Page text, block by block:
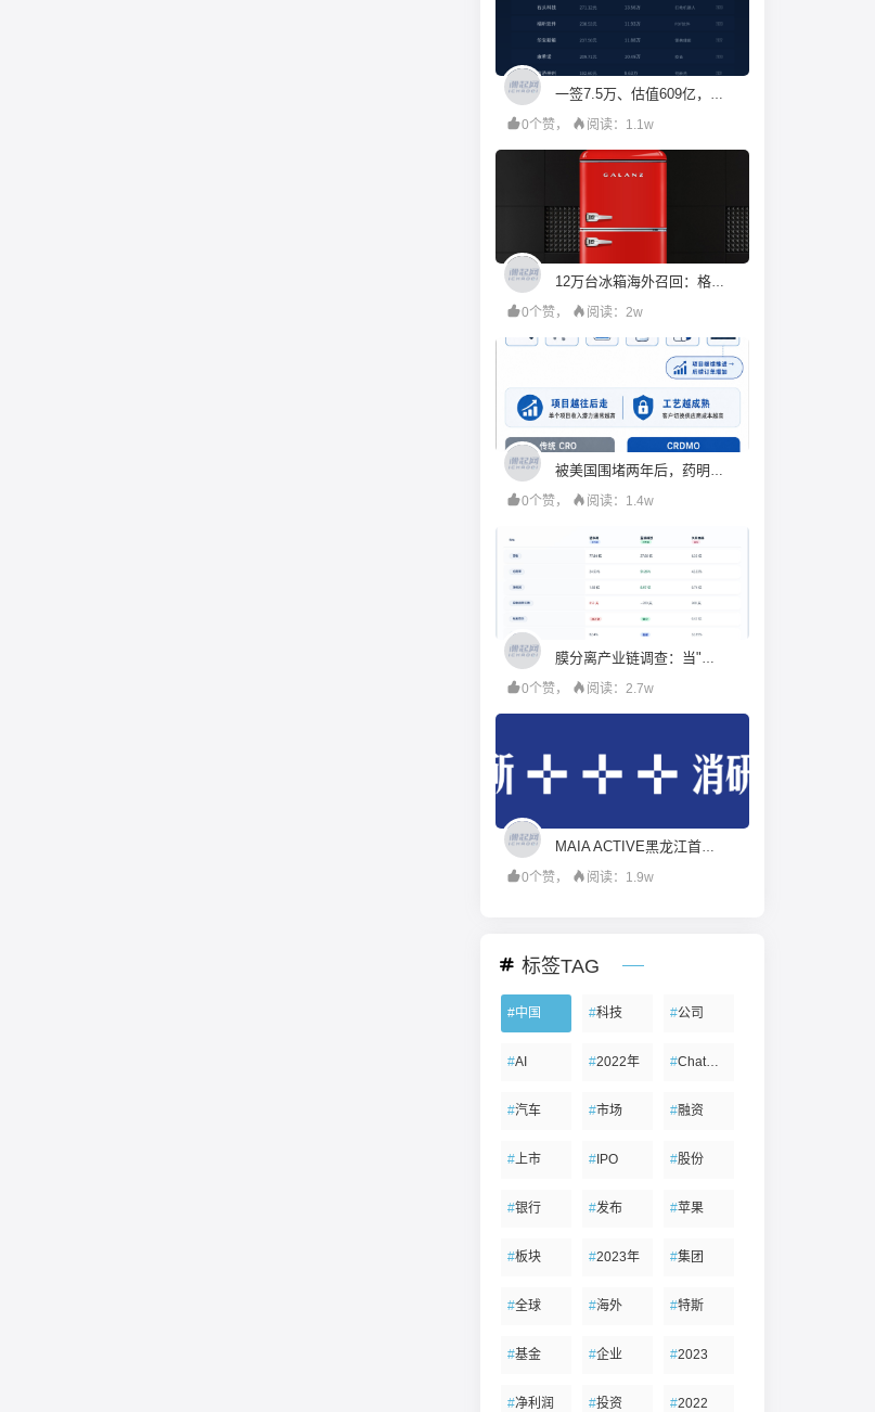
0个赞，
阅读：1.1w
12万台冰箱海外召回：格兰仕的成本账算错了什么
0个赞，
阅读：2w
0个赞，
阅读：1.4w
膜分离产业链调查：当"工程商"试图变成"材料商"，谁赚到了钱？
0个赞，
阅读：2.7w
MAIA ACTIVE黑龙江首店即将启幕；东鹏饮料上半年净利润28.67亿元，同增20.72%；宝洁集团2026财年大中华区重回增长｜消研所周报
0个赞，
阅读：1.9w
标签TAG
#中国 #科技 #公司
#AI #2022年 #ChatGPT
#汽车 #市场 #融资
#上市 #IPO #股份
#银行 #发布 #苹果
#板块 #2023年 #集团
#全球 #海外 #特斯
#基金 #企业 #2023
#净利润 #投资 #2022